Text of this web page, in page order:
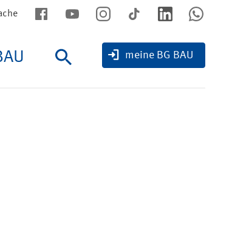
Suche meine BG BAU